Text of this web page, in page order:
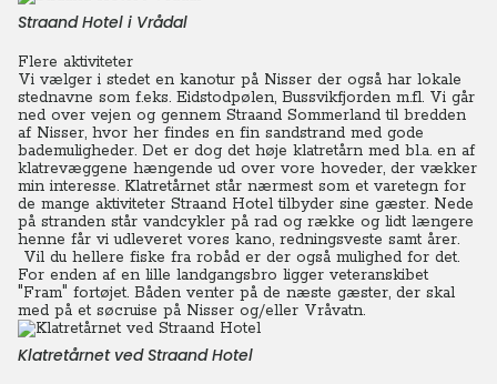
Straand Hotel i Vrådal
Flere aktiviteter
Vi vælger i stedet en kanotur på Nisser der også har lokale
stednavne som f.eks. Eidstodpølen, Bussvikfjorden m.fl. Vi går
ned over vejen og gennem Straand Sommerland til bredden
af Nisser, hvor her findes en fin sandstrand med gode
bademuligheder. Det er dog det høje klatretårn med bl.a. en af
klatrevæggene hængende ud over vore hoveder, der vækker
min interesse. Klatretårnet står nærmest som et varetegn for
de mange aktiviteter Straand Hotel tilbyder sine gæster. Nede
på stranden står vandcykler på rad og række og lidt længere
henne får vi udleveret vores kano, redningsveste samt årer.
Vil du hellere fiske fra robåd er der også mulighed for det.
For enden af en lille landgangsbro ligger veteranskibet
"Fram" fortøjet. Båden venter på de næste gæster, der skal
med på et søcruise på Nisser og/eller Vråvatn.
Klatretårnet ved Straand Hotel